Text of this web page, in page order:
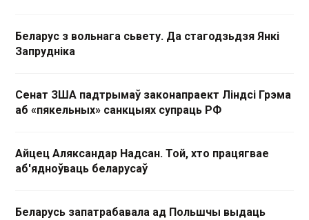
Беларус з вольнага сьвету. Да стагодзьдзя Янкі
Запрудніка
Сенат ЗША падтрымаў законапраект Ліндсі Грэма
аб «пякельных» санкцыях супраць РФ
Айцец Аляксандар Надсан. Той, хто працягвае
аб'ядноўваць беларусаў
Беларусь запатрабавала ад Польшчы выдаць